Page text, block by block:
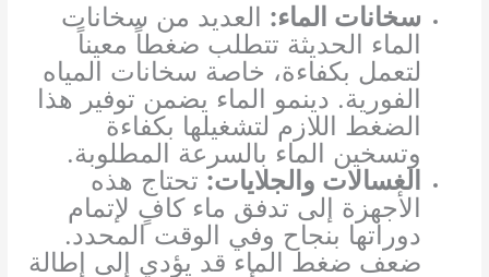
سخانات الماء: العديد من سخانات
الماء الحديثة تتطلب ضغطاً معيناً
لتعمل بكفاءة، خاصة سخانات المياه
الفورية. دينمو الماء يضمن توفير هذا
الضغط اللازم لتشغيلها بكفاءة
وتسخين الماء بالسرعة المطلوبة.
الغسالات والجلايات: تحتاج هذه
الأجهزة إلى تدفق ماء كافٍ لإتمام
دوراتها بنجاح وفي الوقت المحدد.
ضعف ضغط الماء قد يؤدي إلى إطالة